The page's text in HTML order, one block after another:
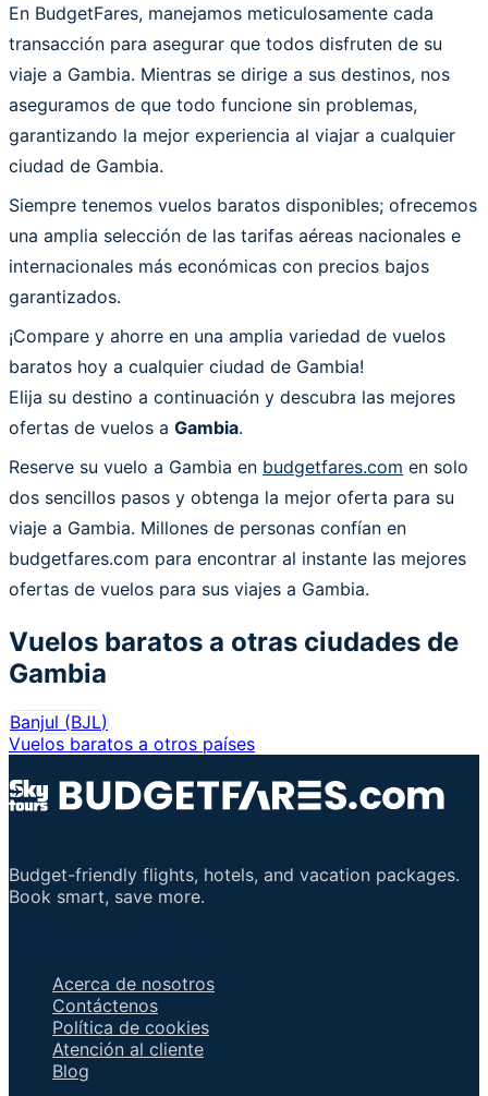
En BudgetFares, manejamos meticulosamente cada
transacción para asegurar que todos disfruten de su
viaje a Gambia. Mientras se dirige a sus destinos, nos
aseguramos de que todo funcione sin problemas,
garantizando la mejor experiencia al viajar a cualquier
ciudad de Gambia.
Siempre tenemos vuelos baratos disponibles; ofrecemos
una amplia selección de las tarifas aéreas nacionales e
internacionales más económicas con precios bajos
garantizados.
¡Compare y ahorre en una amplia variedad de vuelos
baratos hoy a cualquier ciudad de Gambia!
Elija su destino a continuación y descubra las mejores
ofertas de vuelos a Gambia.
Reserve su vuelo a Gambia en budgetfares.com en solo
dos sencillos pasos y obtenga la mejor oferta para su
viaje a Gambia. Millones de personas confían en
budgetfares.com para encontrar al instante las mejores
ofertas de vuelos para sus viajes a Gambia.
Vuelos baratos a otras ciudades de
Gambia
Banjul (BJL)
Vuelos baratos a otros países
Budget-friendly flights, hotels, and vacation packages.
Book smart, save more.
Acerca de nosotros
Contáctenos
Política de cookies
Atención al cliente
Blog